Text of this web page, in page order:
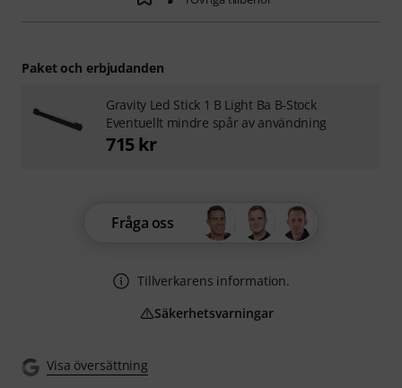
Visa översättning
Fråga oss
Tillverkarens information.
Säkerhetsvarningar
Paket och erbjudanden
Gravity Led Stick 1 B Light Ba B-Stock
Eventuellt mindre spår av användning
715 kr